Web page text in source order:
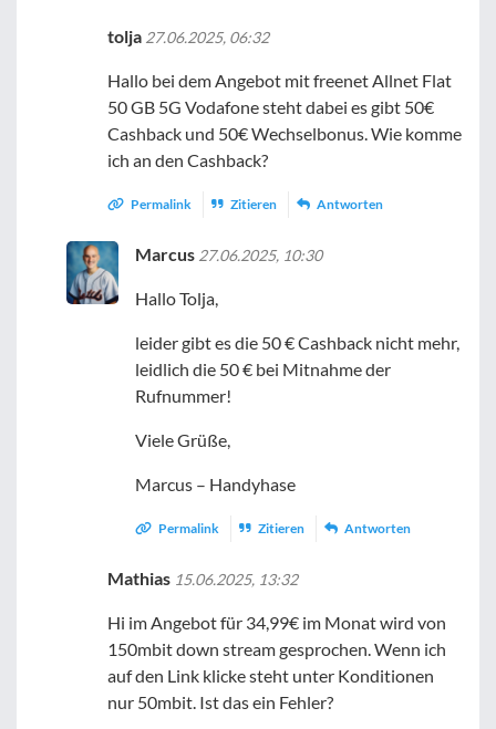
tolja 27.06.2025, 06:32
Hallo bei dem Angebot mit freenet Allnet Flat
50 GB 5G Vodafone steht dabei es gibt 50€
Cashback und 50€ Wechselbonus. Wie komme
ich an den Cashback?
Permalink Zitieren Antworten
Marcus 27.06.2025, 10:30
Hallo Tolja,
leider gibt es die 50 € Cashback nicht mehr,
leidlich die 50 € bei Mitnahme der
Rufnummer!
Viele Grüße,
Marcus – Handyhase
Permalink Zitieren Antworten
Mathias 15.06.2025, 13:32
Hi im Angebot für 34,99€ im Monat wird von
150mbit down stream gesprochen. Wenn ich
auf den Link klicke steht unter Konditionen
nur 50mbit. Ist das ein Fehler?